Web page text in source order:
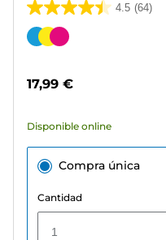
4.5 (64)
4.5
de
64
Cartucho
color
17,99 €
Disponible online
Compra única
Cantidad
1